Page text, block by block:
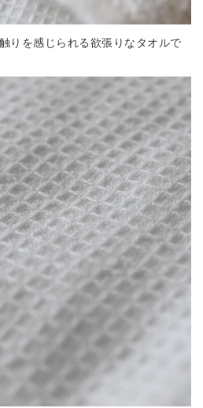
りを感じられる欲張りなタオルで